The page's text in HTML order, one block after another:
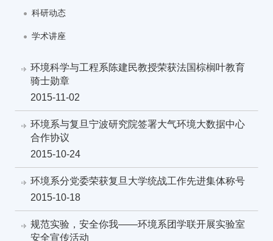
科研动态
学术讲座
环境科学与工程系陈建民教授荣获法国棕榈叶教育
骑士勋章
2015-11-02
环境系与复旦宁波研究院签署大气环境大数据中心
合作协议
2015-10-24
环境系分党委荣获复旦大学统战工作先进集体称号
2015-10-18
规范实验，安全你我——环境系团学联开展实验室
安全宣传活动